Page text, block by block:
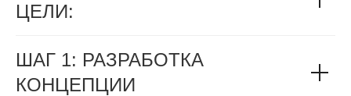
ЦЕЛИ:
ШАГ 1: РАЗРАБОТКА
КОНЦЕПЦИИ